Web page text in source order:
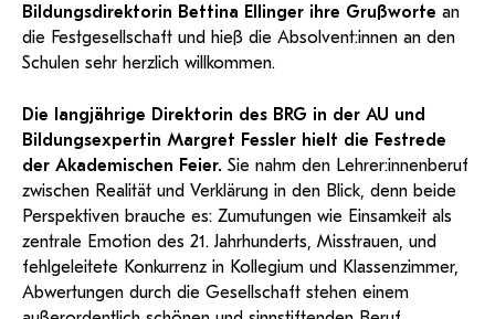
Bildungsdirektorin Bettina Ellinger ihre Grußworte an
die Festgesellschaft und hieß die Absolvent:innen an den
Schulen sehr herzlich willkommen.
Die langjährige Direktorin des BRG in der AU und
Bildungsexpertin Margret Fessler hielt die Festrede
der Akademischen Feier. Sie nahm den Lehrer:innenberuf
zwischen Realität und Verklärung in den Blick, denn beide
Perspektiven brauche es: Zumutungen wie Einsamkeit als
zentrale Emotion des 21. Jahrhunderts, Misstrauen, und
fehlgeleitete Konkurrenz in Kollegium und Klassenzimmer,
Abwertungen durch die Gesellschaft stehen einem